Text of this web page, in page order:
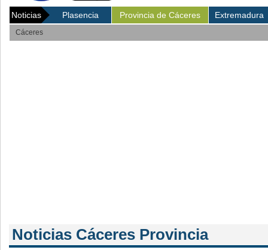
Noticias Plasencia Provincia de Cáceres Extremadura
Cáceres
Noticias Cáceres Provincia